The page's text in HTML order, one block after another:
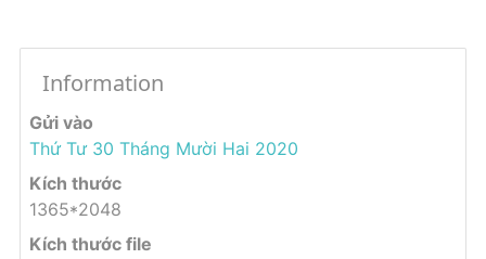
Information
Gửi vào
Thứ Tư 30 Tháng Mười Hai 2020
Kích thước
1365*2048
Kích thước file